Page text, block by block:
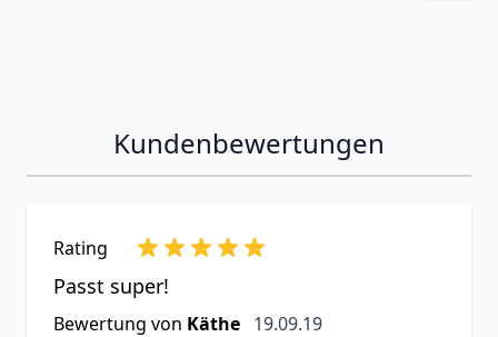
Kundenbewertungen
Rating
Passt super!
Bewertung von Käthe 19. September 2019
19.09.19